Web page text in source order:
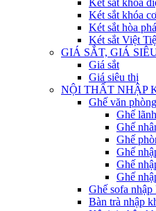
Két sắt khóa
Két sắt khóa cơ
Két sắt hòa
Két sắt Việt
GIÁ SẮT, GIÁ
Giá sắt
Giá siêu thị
NỘI THẤT NHẬP
Ghế văn
Ghế
Ghế
Ghế
Ghế
Ghế
Ghế
Ghế sofa nhập
Bàn trà nhập